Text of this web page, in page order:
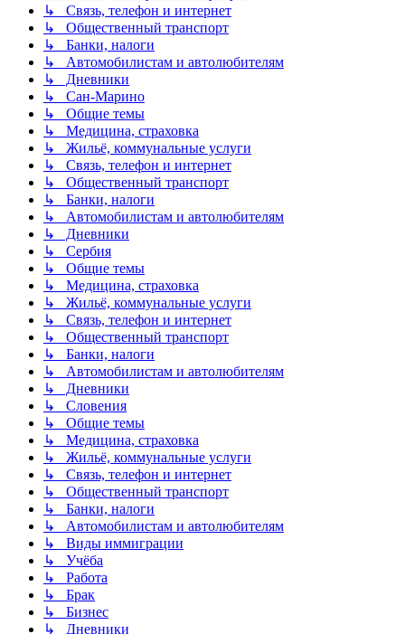
↳ Связь, телефон и интернет
↳ Общественный транспорт
↳ Банки, налоги
↳ Автомобилистам и автолюбителям
↳ Дневники
↳ Сан-Марино
↳ Общие темы
↳ Медицина, страховка
↳ Жильё, коммунальные услуги
↳ Связь, телефон и интернет
↳ Общественный транспорт
↳ Банки, налоги
↳ Автомобилистам и автолюбителям
↳ Дневники
↳ Сербия
↳ Общие темы
↳ Медицина, страховка
↳ Жильё, коммунальные услуги
↳ Связь, телефон и интернет
↳ Общественный транспорт
↳ Банки, налоги
↳ Автомобилистам и автолюбителям
↳ Дневники
↳ Словения
↳ Общие темы
↳ Медицина, страховка
↳ Жильё, коммунальные услуги
↳ Связь, телефон и интернет
↳ Общественный транспорт
↳ Банки, налоги
↳ Автомобилистам и автолюбителям
↳ Виды иммиграции
↳ Учёба
↳ Работа
↳ Брак
↳ Бизнес
↳ Дневники